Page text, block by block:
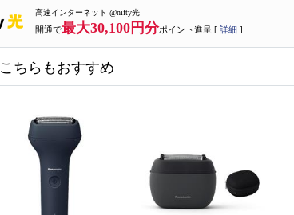
高速インターネット @nifty光
開通で最大30,100円分ポイント進呈 [ 詳細 ]
こちらもおすすめ